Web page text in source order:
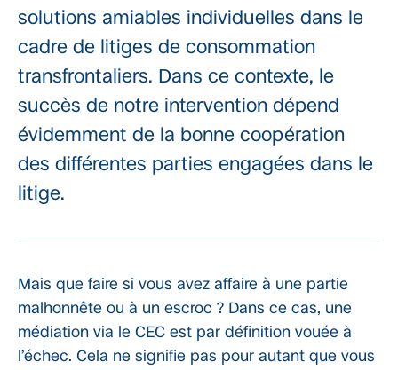
solutions amiables individuelles dans le
cadre de litiges de consommation
transfrontaliers. Dans ce contexte, le
succès de notre intervention dépend
évidemment de la bonne coopération
des différentes parties engagées dans le
litige.
Mais que faire si vous avez affaire à une partie
malhonnête ou à un escroc ? Dans ce cas, une
médiation via le CEC est par définition vouée à
l’échec. Cela ne signifie pas pour autant que vous